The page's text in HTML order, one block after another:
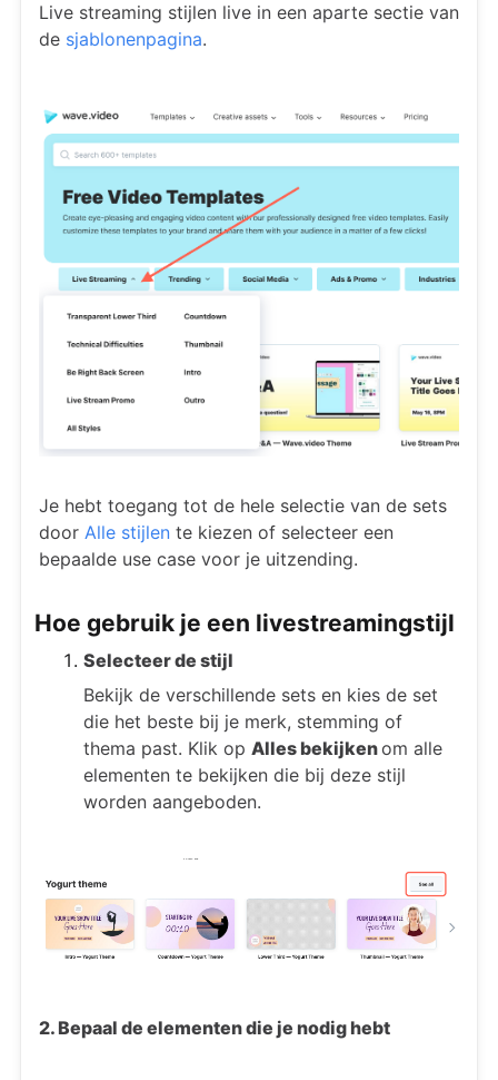
Live streaming stijlen live in een aparte sectie van
de sjablonenpagina.
Je hebt toegang tot de hele selectie van de sets
door Alle stijlen te kiezen of selecteer een
bepaalde use case voor je uitzending.
Hoe gebruik je een livestreamingstijl
Selecteer de stijl
Bekijk de verschillende sets en kies de set
die het beste bij je merk, stemming of
thema past. Klik op Alles bekijkenom alle
elementen te bekijken die bij deze stijl
worden aangeboden.
2. Bepaal de elementen die je nodig hebt